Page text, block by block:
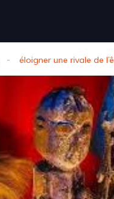
éloigner une rivale de